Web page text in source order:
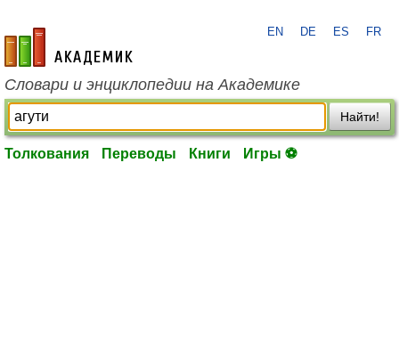
academic.ru
EN DE ES FR
Словари и энциклопедии на Академике
Найти!
Толкования Переводы Книги Игры ⚽